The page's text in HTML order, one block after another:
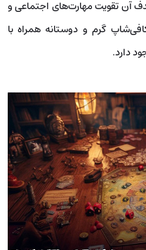
آن تقویت مهارت‌های اجتماعی و
گرم و دوستانه همراه با
دارد.